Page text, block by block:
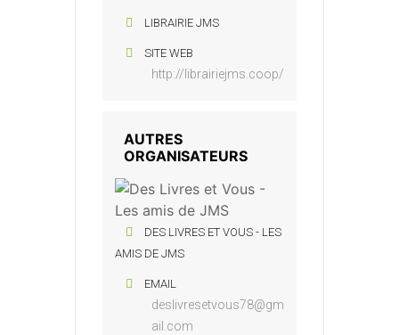
LIBRAIRIE JMS
SITE WEB
http://librairiejms.coop/
AUTRES
ORGANISATEURS
DES LIVRES ET VOUS - LES
AMIS DE JMS
EMAIL
deslivresetvous78@gm
ail.com